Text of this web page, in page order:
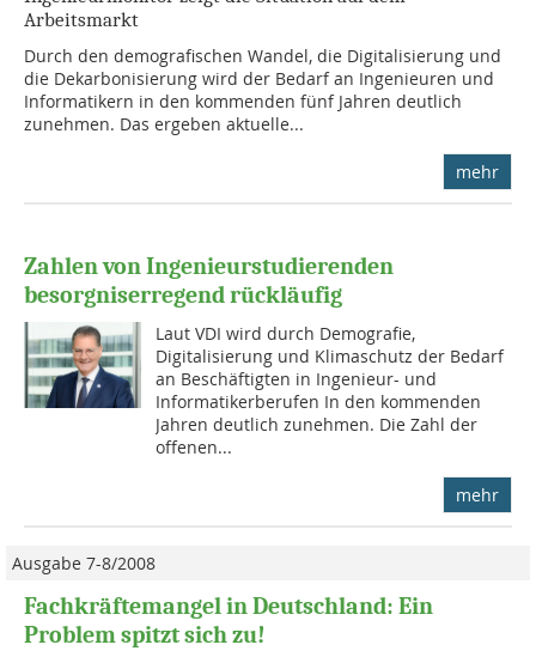
Arbeitsmarkt
Durch den demografischen Wandel, die Digitalisierung und
die Dekarbonisierung wird der Bedarf an Ingenieuren und
Informatikern in den kommenden fünf Jahren deutlich
zunehmen. Das ergeben aktuelle...
mehr
Zahlen von Ingenieurstudierenden
besorgniserregend rückläufig
Laut VDI wird durch Demografie,
Digitalisierung und Klimaschutz der Bedarf
an Beschäftigten in Ingenieur- und
Informatikerberufen In den kommenden
Jahren deutlich zunehmen. Die Zahl der
offenen...
mehr
Ausgabe 7-8/2008
Fachkräftemangel in Deutschland: Ein
Problem spitzt sich zu!